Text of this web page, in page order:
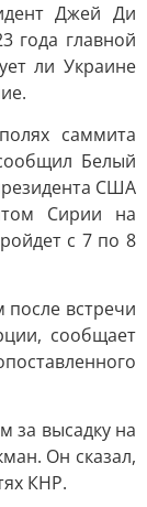
Джей Ди
года главной
ли Украине
саммита
Белый
США
Сирии на
с 7 по 8
после встречи
сообщает
за высадку на
Он сказал,
КНР.